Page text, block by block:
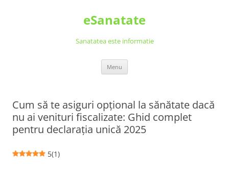
eSanatate
Sanatatea este informatie
Menu
Cum să te asiguri opțional la sănătate dacă
nu ai venituri fiscalizate: Ghid complet
pentru declarația unică 2025
5(1)